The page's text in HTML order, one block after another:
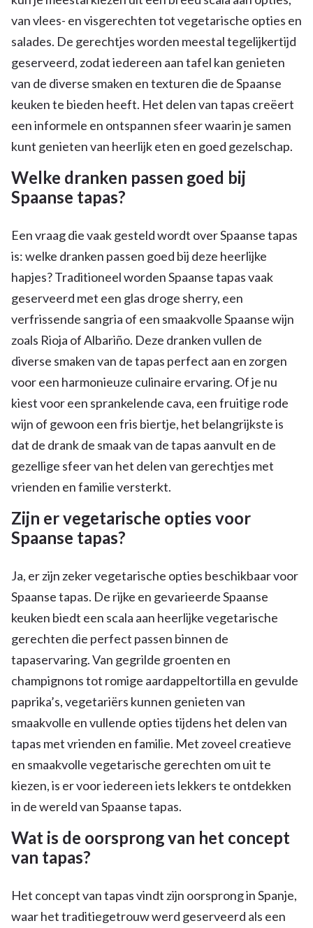
van vlees- en visgerechten tot vegetarische opties en
salades. De gerechtjes worden meestal tegelijkertijd
geserveerd, zodat iedereen aan tafel kan genieten
van de diverse smaken en texturen die de Spaanse
keuken te bieden heeft. Het delen van tapas creëert
een informele en ontspannen sfeer waarin je samen
kunt genieten van heerlijk eten en goed gezelschap.
Welke dranken passen goed bij
Spaanse tapas?
Een vraag die vaak gesteld wordt over Spaanse tapas
is: welke dranken passen goed bij deze heerlijke
hapjes? Traditioneel worden Spaanse tapas vaak
geserveerd met een glas droge sherry, een
verfrissende sangria of een smaakvolle Spaanse wijn
zoals Rioja of Albariño. Deze dranken vullen de
diverse smaken van de tapas perfect aan en zorgen
voor een harmonieuze culinaire ervaring. Of je nu
kiest voor een sprankelende cava, een fruitige rode
wijn of gewoon een fris biertje, het belangrijkste is
dat de drank de smaak van de tapas aanvult en de
gezellige sfeer van het delen van gerechtjes met
vrienden en familie versterkt.
Zijn er vegetarische opties voor
Spaanse tapas?
Ja, er zijn zeker vegetarische opties beschikbaar voor
Spaanse tapas. De rijke en gevarieerde Spaanse
keuken biedt een scala aan heerlijke vegetarische
gerechten die perfect passen binnen de
tapaservaring. Van gegrilde groenten en
champignons tot romige aardappeltortilla en gevulde
paprika’s, vegetariërs kunnen genieten van
smaakvolle en vullende opties tijdens het delen van
tapas met vrienden en familie. Met zoveel creatieve
en smaakvolle vegetarische gerechten om uit te
kiezen, is er voor iedereen iets lekkers te ontdekken
in de wereld van Spaanse tapas.
Wat is de oorsprong van het concept
van tapas?
Het concept van tapas vindt zijn oorsprong in Spanje,
waar het traditiegetrouw werd geserveerd als een